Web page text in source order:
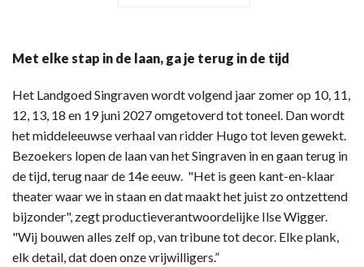
Met elke stap in de laan, ga je terug in de tijd
Het Landgoed Singraven wordt volgend jaar zomer op 10, 11,
12, 13, 18 en 19 juni 2027 omgetoverd tot toneel. Dan wordt
het middeleeuwse verhaal van ridder Hugo tot leven gewekt.
Bezoekers lopen de laan van het Singraven in en gaan terug in
de tijd, terug naar de 14e eeuw. "Het is geen kant-en-klaar
theater waar we in staan en dat maakt het juist zo ontzettend
bijzonder", zegt productieverantwoordelijke Ilse Wigger.
"Wij bouwen alles zelf op, van tribune tot decor. Elke plank,
elk detail, dat doen onze vrijwilligers.”